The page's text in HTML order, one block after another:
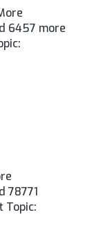
6457 more
78771
Topic: